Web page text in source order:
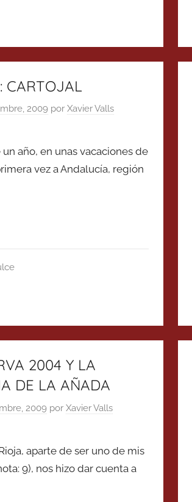
CARTOJAL
2009 por Xavier Valls
año, en unas vacaciones de
vez a Andalucía, región
2004 Y LA
DE LA AÑADA
2009 por Xavier Valls
aparte de ser uno de mis
9), nos hizo dar cuenta a